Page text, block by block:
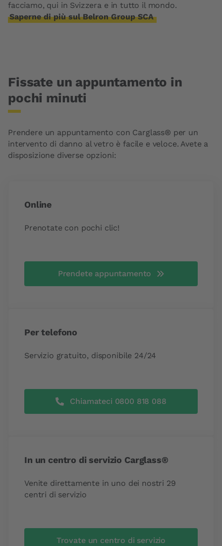
facciamo, qui in Svizzera e in tutto il mondo.
Saperne di più sul Belron Group SCA
Fissate un appuntamento in
pochi minuti
Prendere un appuntamento con Carglass® per un
intervento di danno al vetro è facile e veloce. Avete a
disposizione diverse opzioni:
Online
Prenotate con pochi clic!
Prendete appuntamento
Per telefono
Servizio gratuito, disponibile 24/24
Chiamateci 0800 818 088
In un centro di servizio Carglass®
Venite direttamente in uno dei nostri 29
centri di servizio
Trovate un centro di servizio